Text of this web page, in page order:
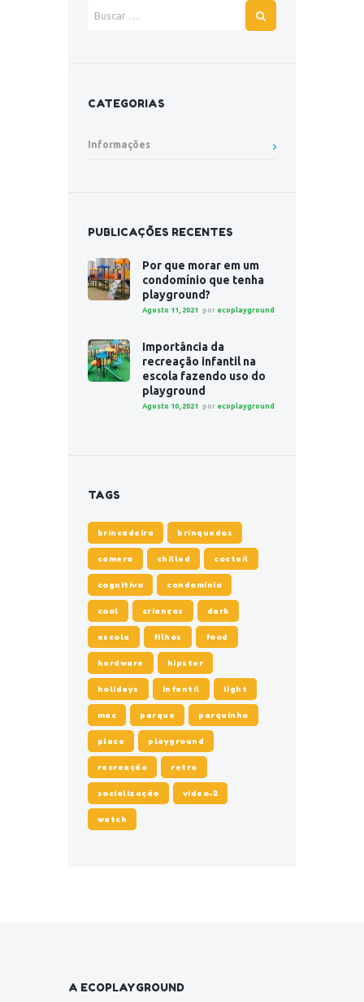
CATEGORIAS
Informações
PUBLICAÇÕES RECENTES
Por que morar em um
condomínio que tenha
playground?
Agosto 11, 2021 por ecoplayground
Importância da
recreação infantil na
escola fazendo uso do
playground
Agosto 10, 2021 por ecoplayground
TAGS
brincadeira brinquedos
camera chilled coctail
cognitivo condomínio
cool crianças dark
escola filhos food
hardware hipster
holidays infantil light
mac parque parquinho
place playground
recreação retro
socialização video-2
watch
A ECOPLAYGROUND